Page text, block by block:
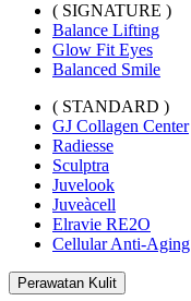
( SIGNATURE )
Balance Lifting
Glow Fit Eyes
Balanced Smile
( STANDARD )
GJ Collagen Center
Radiesse
Sculptra
Juvelook
Juveàcell
Elravie RE2O
Cellular Anti-Aging
Perawatan Kulit